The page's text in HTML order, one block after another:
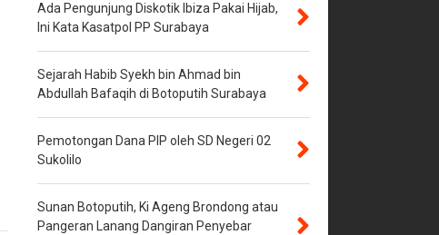
Ada Pengunjung Diskotik Ibiza Pakai Hijab,
Ini Kata Kasatpol PP Surabaya
Sejarah Habib Syekh bin Ahmad bin
Abdullah Bafaqih di Botoputih Surabaya
Pemotongan Dana PIP oleh SD Negeri 02
Sukolilo
Sunan Botoputih, Ki Ageng Brondong atau
Pangeran Lanang Dangiran Penyebar